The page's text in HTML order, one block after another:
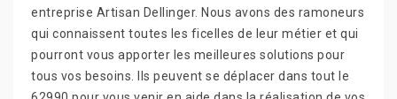
entreprise Artisan Dellinger. Nous avons des ramoneurs
qui connaissent toutes les ficelles de leur métier et qui
pourront vous apporter les meilleures solutions pour
tous vos besoins. Ils peuvent se déplacer dans tout le